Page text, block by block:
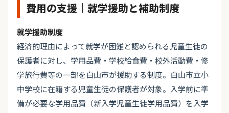
費用の支援｜就学援助と補助制度
就学援助制度
経済的理由によって就学が困難と認められる児童生徒の
保護者に対し、学用品費・学校給食費・校外活動費・修
学旅行費等の一部を白山市が援助する制度。白山市立小
中学校に在籍する児童生徒の保護者が対象。入学前に準
備が必要な学用品費（新入学児童生徒学用品費）を入学